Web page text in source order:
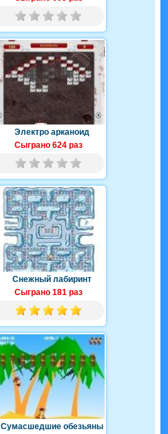
Электро арканоид
Сыграно 624 раз
Снежный лабиринт
Сыграно 181 раз
Сумасшедшие обезьяны